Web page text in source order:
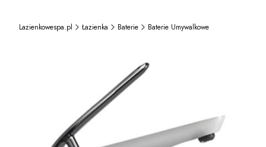
Lazienkowespa.pl Łazienka Baterie Baterie Umywalkowe